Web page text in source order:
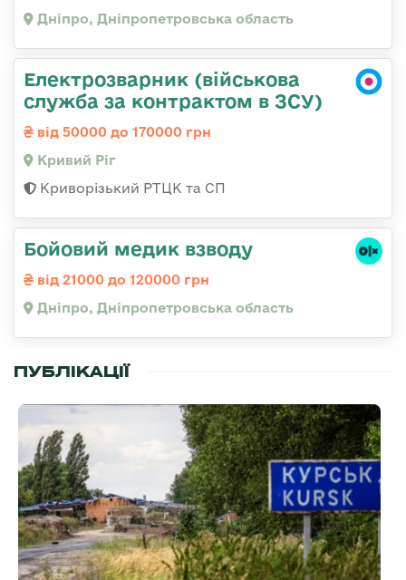
Дніпро, Дніпропетровська область
Електрозварник (військова
служба за контрактом в ЗСУ)
від 50000 до 170000 грн
Кривий Ріг
Криворізький РТЦК та СП
Бойовий медик взводу
від 21000 до 120000 грн
Дніпро, Дніпропетровська область
ПУБЛІКАЦІЇ